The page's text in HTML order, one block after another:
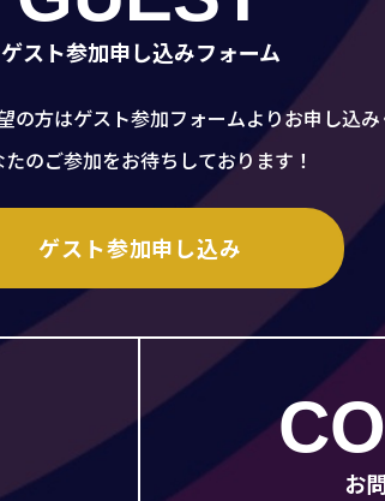
ゲスト参加申し込みフォーム
の方はゲスト参加フォームよりお申し込み
たのご参加をお待ちしております！
ゲスト参加申し込み
お